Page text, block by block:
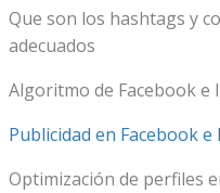
Que son los hashtags y
adecuados
Algoritmo de Facebook e
Publicidad en Facebook
Optimización de perfiles